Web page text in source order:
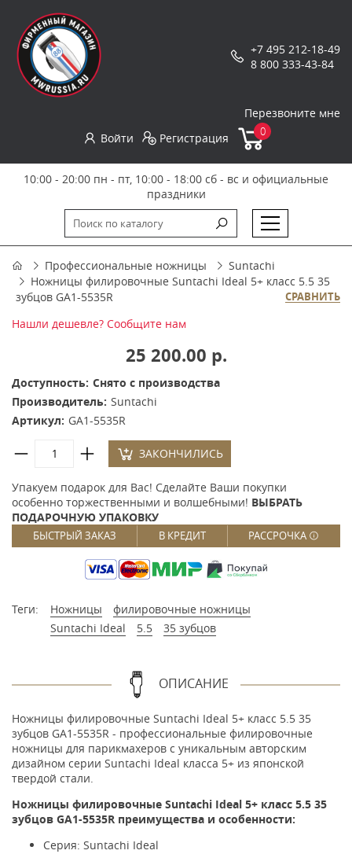
+7 495 212-18-49
8 800 333-43-84
Перезвоните мне
Войти
Регистрация 0
10:00 - 20:00 пн - пт, 10:00 - 18:00 сб - вс и официальные
праздники
Профессиональные ножницы
Suntachi
Ножницы филировочные Suntachi Ideal 5+ класс 5.5 35
зубцов GA1-5535R
СРАВНИТЬ
Нашли дешевле? Сообщите нам
25 200.00 р.
Доступность: Снято с производства
Производитель: Suntachi
Артикул: GA1-5535R
ЗАКОНЧИЛИСЬ
Упакуем подарок для Вас! Сделайте Ваши покупки
особенно торжественными и волшебными! ВЫБРАТЬ
ПОДАРОЧНУЮ УПАКОВКУ
БЫСТРЫЙ ЗАКАЗ В КРЕДИТ РАССРОЧКА
Теги: Ножницы
филировочные ножницы
Suntachi Ideal
5.5 35 зубцов
ОПИСАНИЕ
Ножницы филировочные Suntachi Ideal 5+ класс 5.5 35
зубцов GA1-5535R - профессиональные филировочные
ножницы для парикмахеров с уникальным авторским
дизайном серии Suntachi Ideal класса 5+ из японской
твердой стали.
Ножницы филировочные Suntachi Ideal 5+ класс 5.5 35
зубцов GA1-5535R преимущества и особенности:
Серия: Suntachi Ideal